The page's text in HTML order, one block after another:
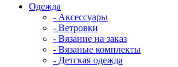
Одежда
- Аксессуары
- Ветровки
- Вязание на заказ
- Вязаные комплекты
- Детская одежда